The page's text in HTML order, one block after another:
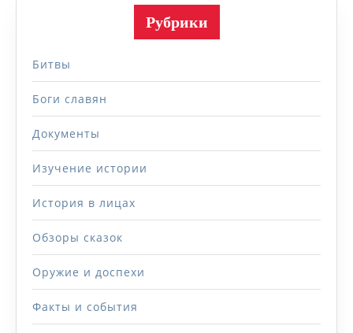
Рубрики
Битвы
Боги славян
Документы
Изучение истории
История в лицах
Обзоры сказок
Оружие и доспехи
Факты и события